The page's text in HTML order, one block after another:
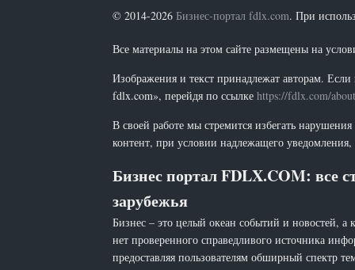
© 2014-2026 Бизнес-портал fdlx.com. При
Все материалы на этом сайте размещены на
Изображения и текст принадлежат авторам.
fdlx.com», перейдя по ссылке https://fdlx.com/
В своей работе мы стремится избегать
контент, при условии надлежащего
Бизнес портал FDLX.COM: все
зарубежья
Бизнес – это целый океан событий и новостей,
нет проверенного справедливого источника
предоставляя пользователям обширный спектр